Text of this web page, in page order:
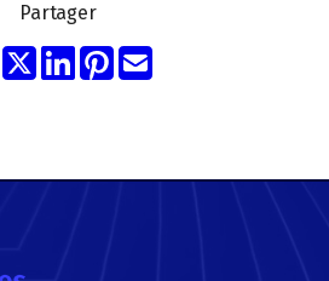
Partager